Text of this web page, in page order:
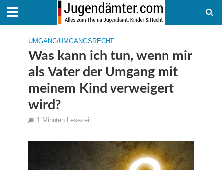
UMGANG/UMGANGSRECHT
Was kann ich tun, wenn mir
als Vater der Umgang mit
meinem Kind verweigert
wird?
1 Minuten Lesezeit